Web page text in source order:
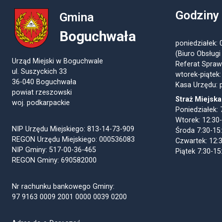
Gmina
Boguchwała
Urząd Miejski w Boguchwale
ul. Suszyckich 33
36-040 Boguchwała
powiat rzeszowski
woj. podkarpackie
NIP Urzędu Miejskiego: 813-14-73-909
REGON Urzędu Miejskiego: 000536083
NIP Gminy: 517-00-36-465
REGON Gminy: 690582000
Nr rachunku bankowego Gminy:
97 9163 0009 2001 0000 0039 0200
poniedziałek:
(Biuro
Referat
wtorek-
Kasa Urzędu:
Straż Miejska
Poniedziałek:
Wtorek:
Środa 7:30-
Czwartek:
Piątek 7:30-